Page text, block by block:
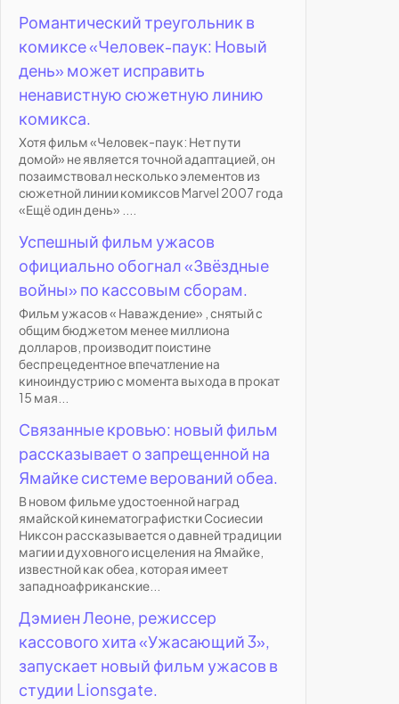
Романтический треугольник в
комиксе «Человек-паук: Новый
день» может исправить
ненавистную сюжетную линию
комикса.
Хотя фильм «Человек-паук: Нет пути
домой» не является точной адаптацией, он
позаимствовал несколько элементов из
сюжетной линии комиксов Marvel 2007 года
«Ещё один день» ....
Успешный фильм ужасов
официально обогнал «Звёздные
войны» по кассовым сборам.
Фильм ужасов « Наваждение» , снятый с
общим бюджетом менее миллиона
долларов, производит поистине
беспрецедентное впечатление на
киноиндустрию с момента выхода в прокат
15 мая...
Связанные кровью: новый фильм
рассказывает о запрещенной на
Ямайке системе верований обеа.
В новом фильме удостоенной наград
ямайской кинематографистки Сосиесии
Никсон рассказывается о давней традиции
магии и духовного исцеления на Ямайке,
известной как обеа, которая имеет
западноафриканские...
Дэмиен Леоне, режиссер
кассового хита «Ужасающий 3»,
запускает новый фильм ужасов в
студии Lionsgate.